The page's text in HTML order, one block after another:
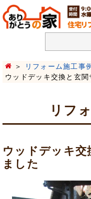
リフォーム施工事例
ウッドデッキ交換と玄
リフ
ウッドデッキ交
ました